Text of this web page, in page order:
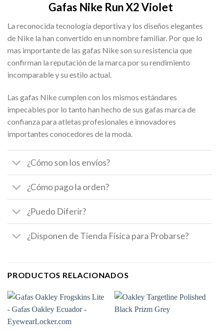
Gafas Nike Run X2 Violet
La reconocida tecnología deportiva y los diseños elegantes
de Nike la han convertido en un nombre familiar. Por que lo
mas importante de las gafas Nike son su resistencia que
confirman la reputación de la marca por su rendimiento
incomparable y su estilo actual.
Las gafas Nike cumplen con los mismos estándares
impecables por lo tanto han hecho de sus gafas marca de
confianza para atletas profesionales e innovadores
importantes conocedores de la moda.
¿Cómo son los envíos?
¿Cómo pago la orden?
¿Puedo Diferir?
¿Disponen de Tienda Física para Probarse?
PRODUCTOS RELACIONADOS